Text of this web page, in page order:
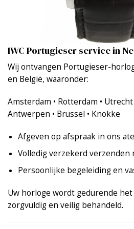
IWC Portugieser service in
Wij ontvangen Portugieser-
en België, waaronder:
Amsterdam • Rotterdam • Utrecht
Antwerpen • Brussel • Knokke
Afgeven op afspraak in ons
Volledig verzekerd verzenden
Persoonlijke begeleiding en
Uw horloge wordt gedurende
zorgvuldig en veilig behandeld.